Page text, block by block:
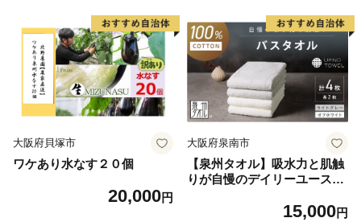
大阪府貝塚市
ワケあり水なす２０個
20,000円
大阪府泉南市
【泉州タオル】吸水力と肌触
りが自慢のデイリーユースバ
トグレー 4枚【配送不可地
15,000円